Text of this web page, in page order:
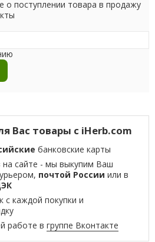
о поступлении товара в продажу
Вас товары с iHerb.com
банковские карты
сайте - мы выкупим Ваш
почтой России или в
с каждой покупки и
работе вгруппе Вконтакте